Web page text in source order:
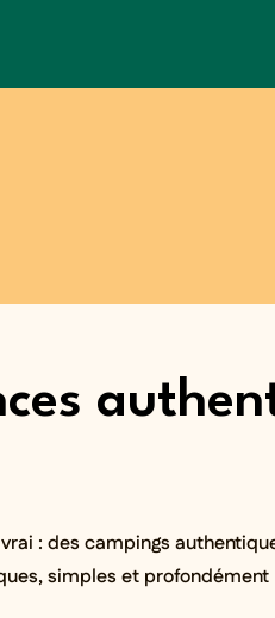
: des campings
simples et profondément